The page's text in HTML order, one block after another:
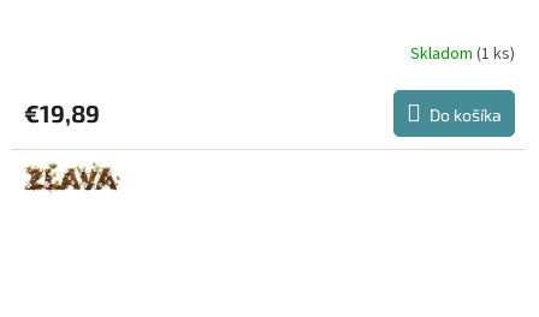
Skladom (1 ks)
€19,89 Do košíka